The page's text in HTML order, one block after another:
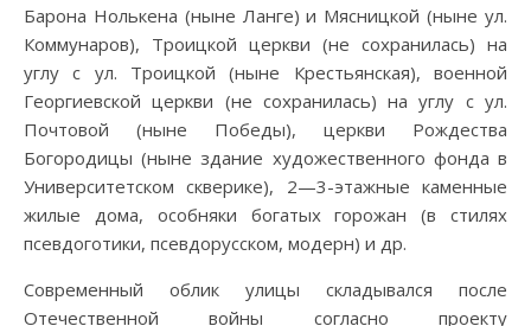
Барона Нолькена (ныне Ланге) и Мясницкой (ныне ул.
Коммунаров), Троицкой церкви (не сохранилась) на
углу с ул. Троицкой (ныне Крестьянская), военной
Георгиевской церкви (не сохранилась) на углу с ул.
Почтовой (ныне Победы), церкви Рождества
Богородицы (ныне здание художественного фонда в
Университетском скверике), 2—3-этажные каменные
жилые дома, особняки богатых горожан (в стилях
псевдоготики, псевдорусском, модерн) и др.
Современный облик улицы складывался после
Отечественной войны согласно проекту